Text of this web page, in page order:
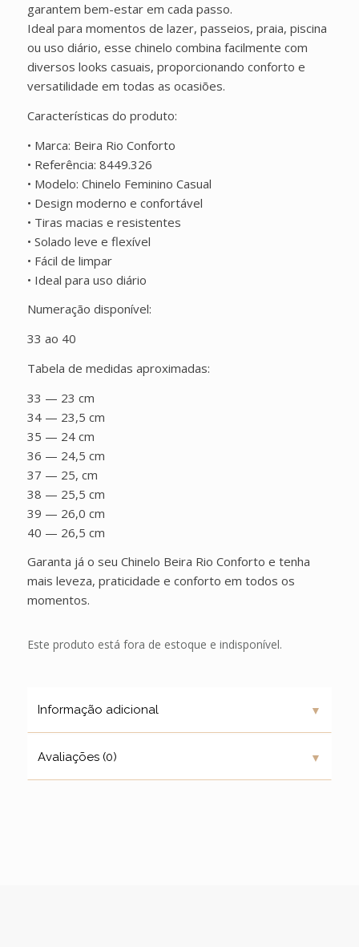
garantem bem-estar em cada passo.
Ideal para momentos de lazer, passeios, praia, piscina
ou uso diário, esse chinelo combina facilmente com
diversos looks casuais, proporcionando conforto e
versatilidade em todas as ocasiões.
Características do produto:
• Marca: Beira Rio Conforto
• Referência: 8449.326
• Modelo: Chinelo Feminino Casual
• Design moderno e confortável
• Tiras macias e resistentes
• Solado leve e flexível
• Fácil de limpar
• Ideal para uso diário
Numeração disponível:
33 ao 40
Tabela de medidas aproximadas:
33 — 23 cm
34 — 23,5 cm
35 — 24 cm
36 — 24,5 cm
37 — 25, cm
38 — 25,5 cm
39 — 26,0 cm
40 — 26,5 cm
Garanta já o seu Chinelo Beira Rio Conforto e tenha
mais leveza, praticidade e conforto em todos os
momentos.
Este produto está fora de estoque e indisponível.
Informação adicional ▼
Avaliações (0) ▼